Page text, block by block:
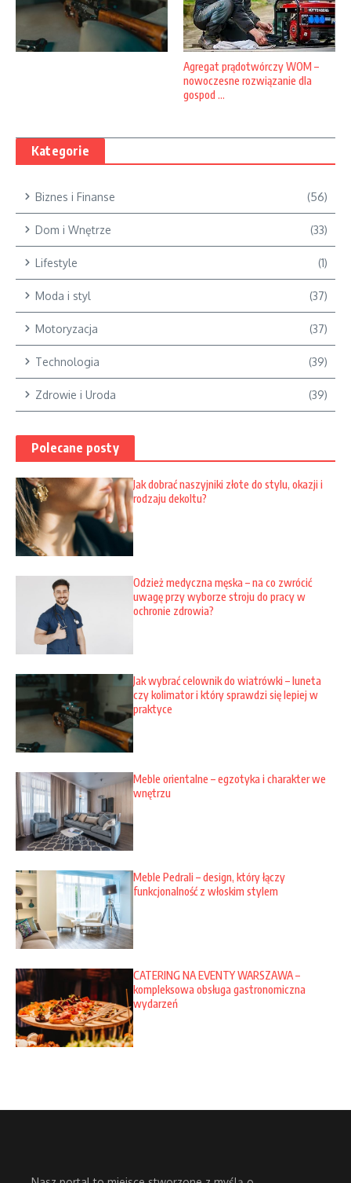
Agregat prądotwórczy WOM –
nowoczesne rozwiązanie dla
gospod ...
Kategorie
Biznes i Finanse (56)
Dom i Wnętrze (33)
Lifestyle (1)
Moda i styl (37)
Motoryzacja (37)
Technologia (39)
Zdrowie i Uroda (39)
Polecane posty
Jak dobrać naszyjniki złote do stylu, okazji i
rodzaju dekoltu?
Odzież medyczna męska – na co zwrócić
uwagę przy wyborze stroju do pracy w
ochronie zdrowia?
Jak wybrać celownik do wiatrówki – luneta
czy kolimator i który sprawdzi się lepiej w
praktyce
Meble orientalne – egzotyka i charakter we
wnętrzu
Meble Pedrali – design, który łączy
funkcjonalność z włoskim stylem
CATERING NA EVENTY WARSZAWA –
kompleksowa obsługa gastronomiczna
wydarzeń